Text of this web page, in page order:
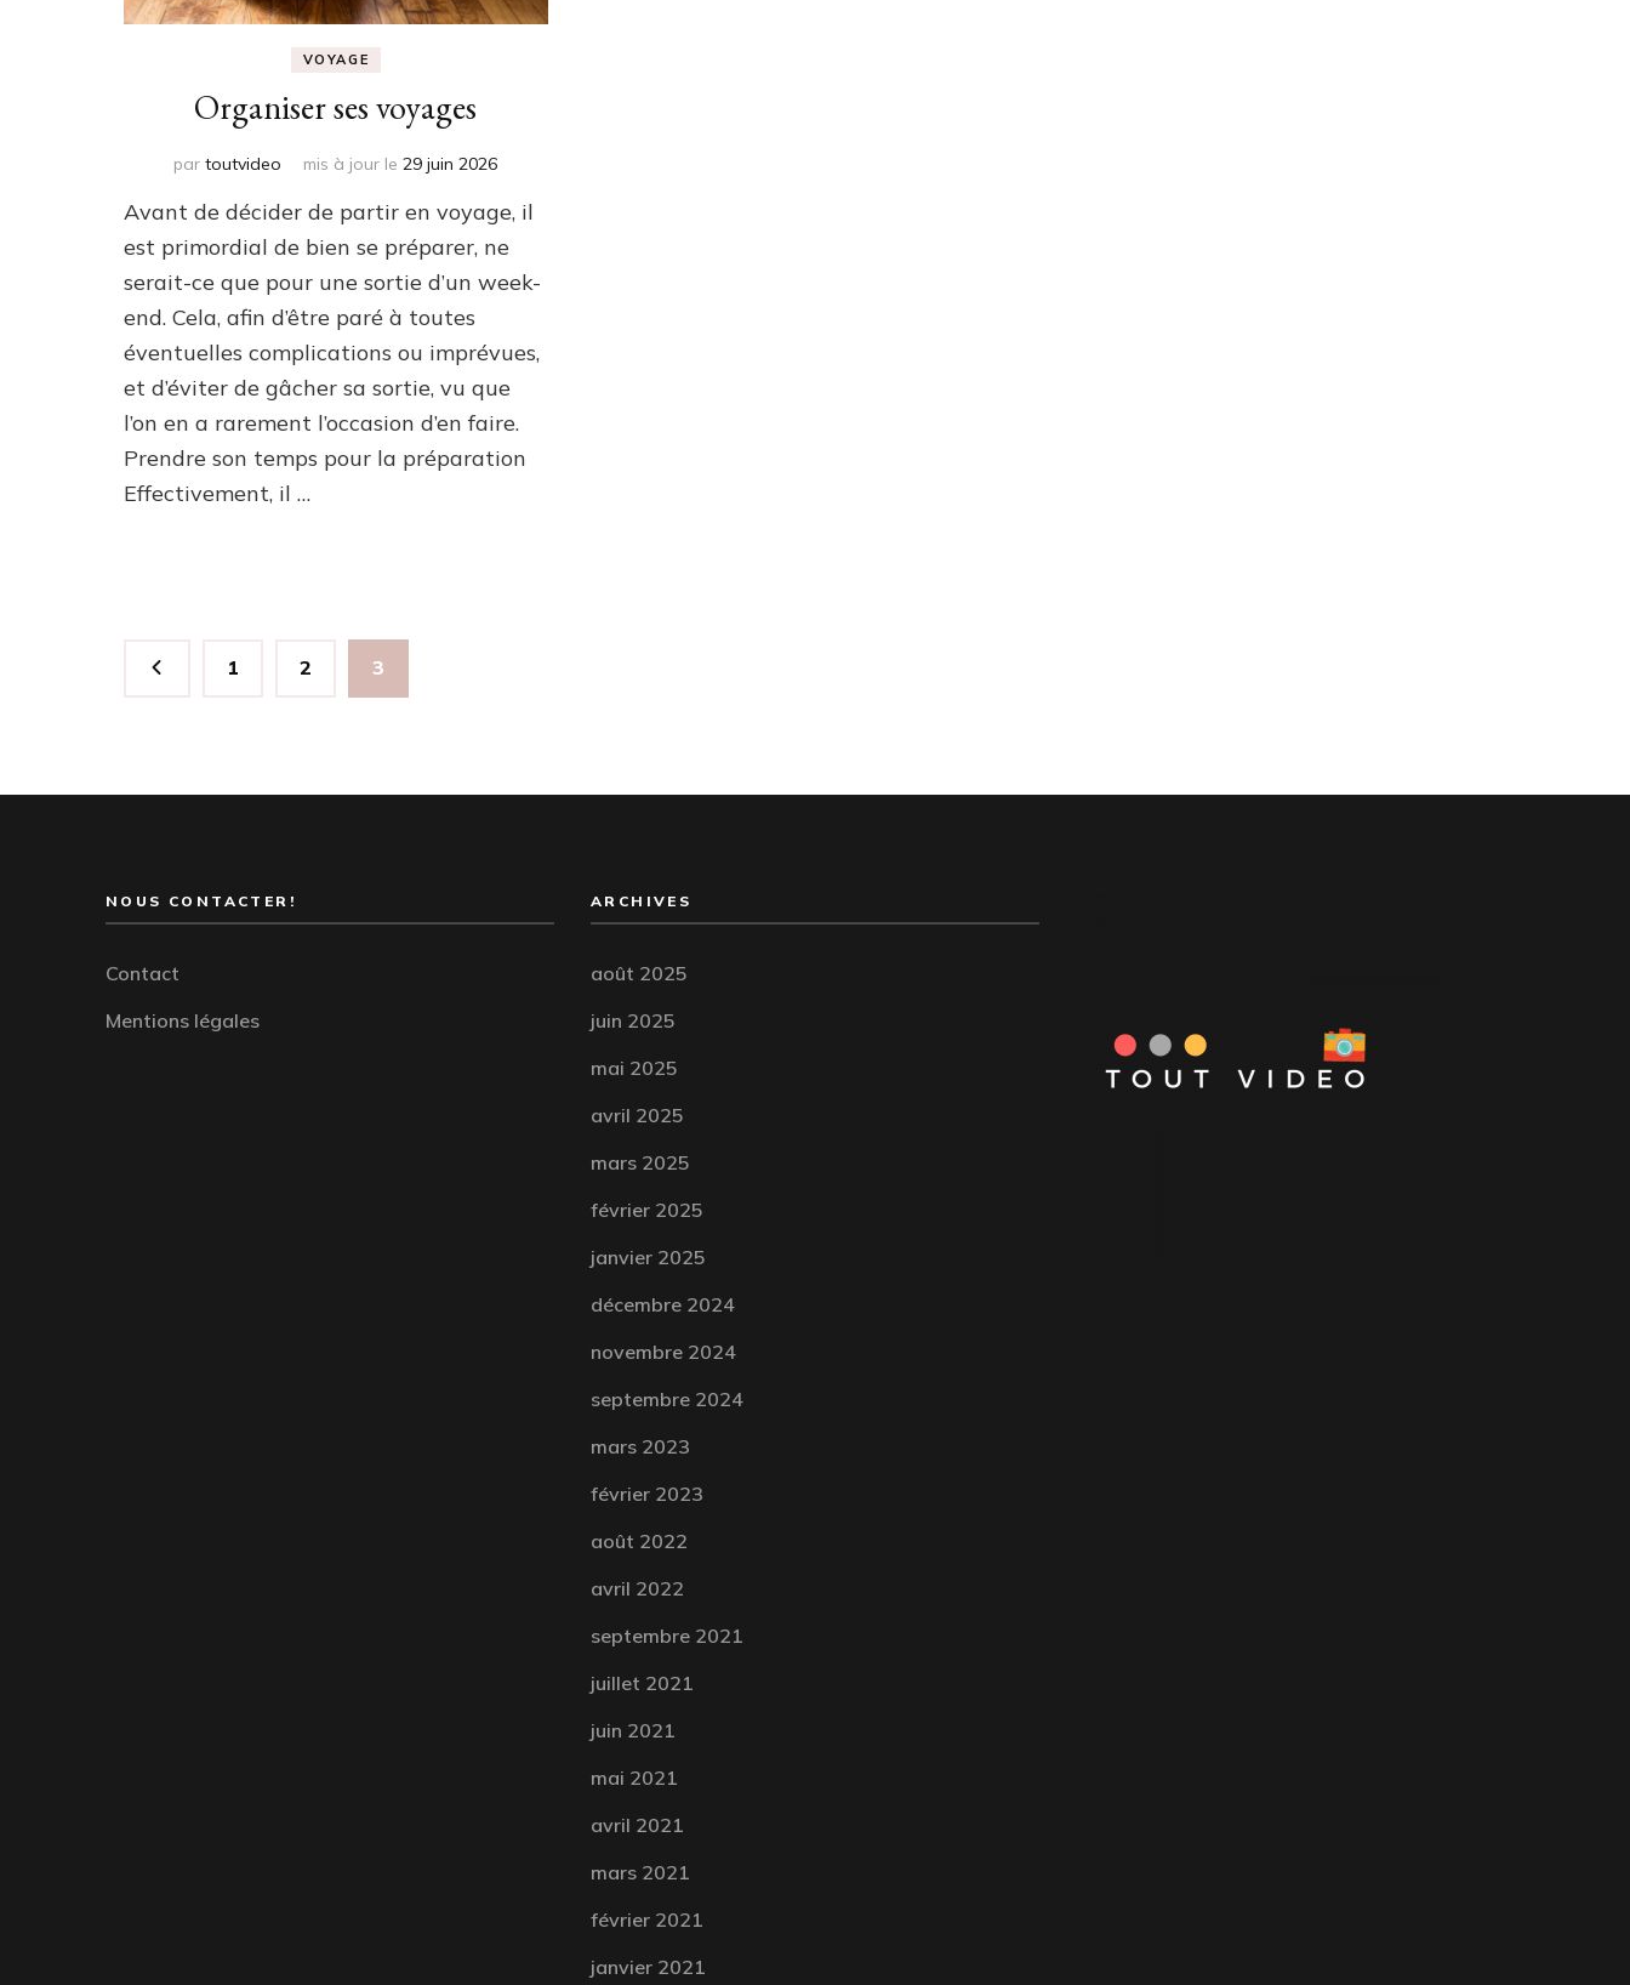
VOYAGE
Organiser ses voyages
partoutvideo mis à jour le29 juin 2026
Avant de décider de partir en voyage, il
est primordial de bien se préparer, ne
serait-ce que pour une sortie d’un week-
end. Cela, afin d’être paré à toutes
éventuelles complications ou imprévues,
et d’éviter de gâcher sa sortie, vu que
l’on en a rarement l’occasion d’en faire.
Prendre son temps pour la préparation
Effectivement, il …
Pagination
Page
1 Page
2 Page
3
NOUS CONTACTER!
Contact
Mentions légales
ARCHIVES
août 2025
juin 2025
mai 2025
avril 2025
mars 2025
février 2025
janvier 2025
décembre 2024
novembre 2024
septembre 2024
mars 2023
février 2023
août 2022
avril 2022
septembre 2021
juillet 2021
juin 2021
mai 2021
avril 2021
mars 2021
février 2021
janvier 2021